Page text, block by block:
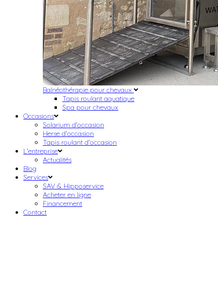
Balnéothérapie pour chevaux
Tapis roulant aquatique
Spa pour chevaux
Occasions
Solarium d'occasion
Herse d'occasion
Tapis roulant d'occasion
L'entreprise
Actualités
Blog
Services
SAV & Hipposervice
Acheter en ligne
Financement
Contact